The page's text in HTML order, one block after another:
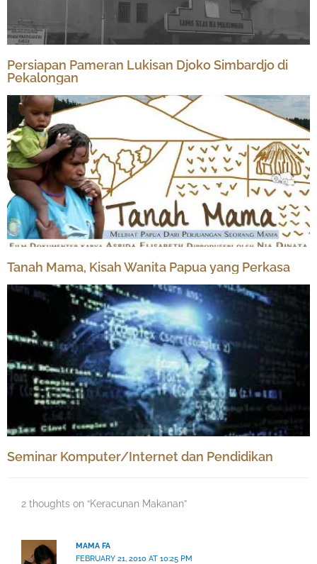
Persiapan Pameran Lukisan Djoko Simbardjo di
Pekalongan
Tanah Mama, Kisah Wanita Papua yang Perkasa
Seminar Komputer/Internet dan Pendidikan
2 thoughts on “Keracunan Makanan”
MAMA FA
FEBRUARY 21, 2010 AT 10:25 PM